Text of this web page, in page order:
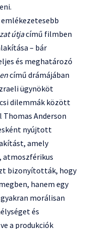
útjacímű filmben
– bár
és meghatározó
című drámájában
ügynököt
dilemmák között
Thomas Anderson
nyújtott
amely
bizonyították, hogy
hanem egy
morálisan
és
a produkciók